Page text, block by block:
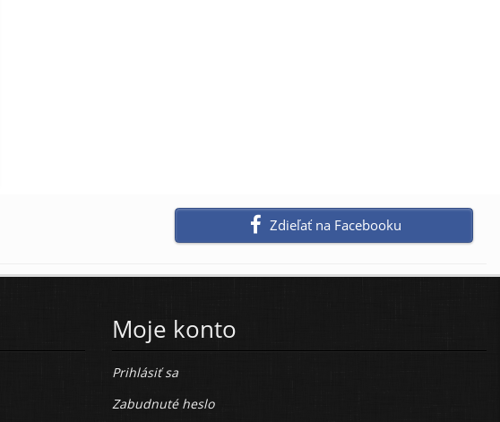
Zdieľať na Facebooku
Moje konto
Prihlásiť sa
Zabudnuté heslo